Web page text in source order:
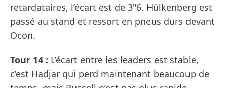
retardataires, l’écart est de 3"6. Hülkenberg est
passé au stand et ressort en pneus durs devant
Ocon.
Tour 14 : L’écart entre les leaders est stable,
c’est Hadjar qui perd maintenant beaucoup de